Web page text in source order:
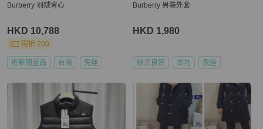
Burberry 羽絨背心
HKD 10,788
現折 200
近新閒置品 台灣 免運
Burberry 男裝外套
HKD 1,980
狀況良好 本地 免運